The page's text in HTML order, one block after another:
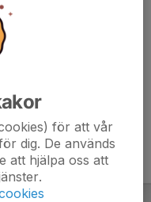
för att vår
dig. De används
att hjälpa oss att